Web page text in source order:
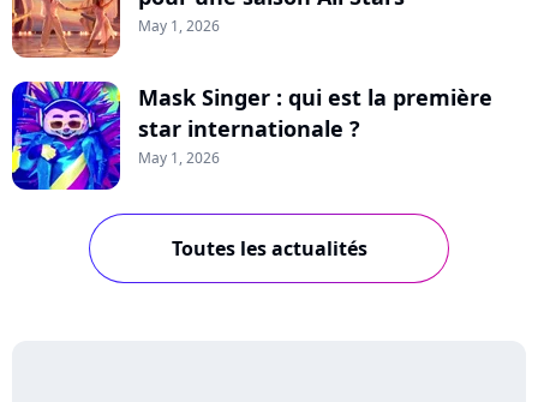
May 1, 2026
Mask Singer : qui est la première
star internationale ?
May 1, 2026
Toutes les actualités